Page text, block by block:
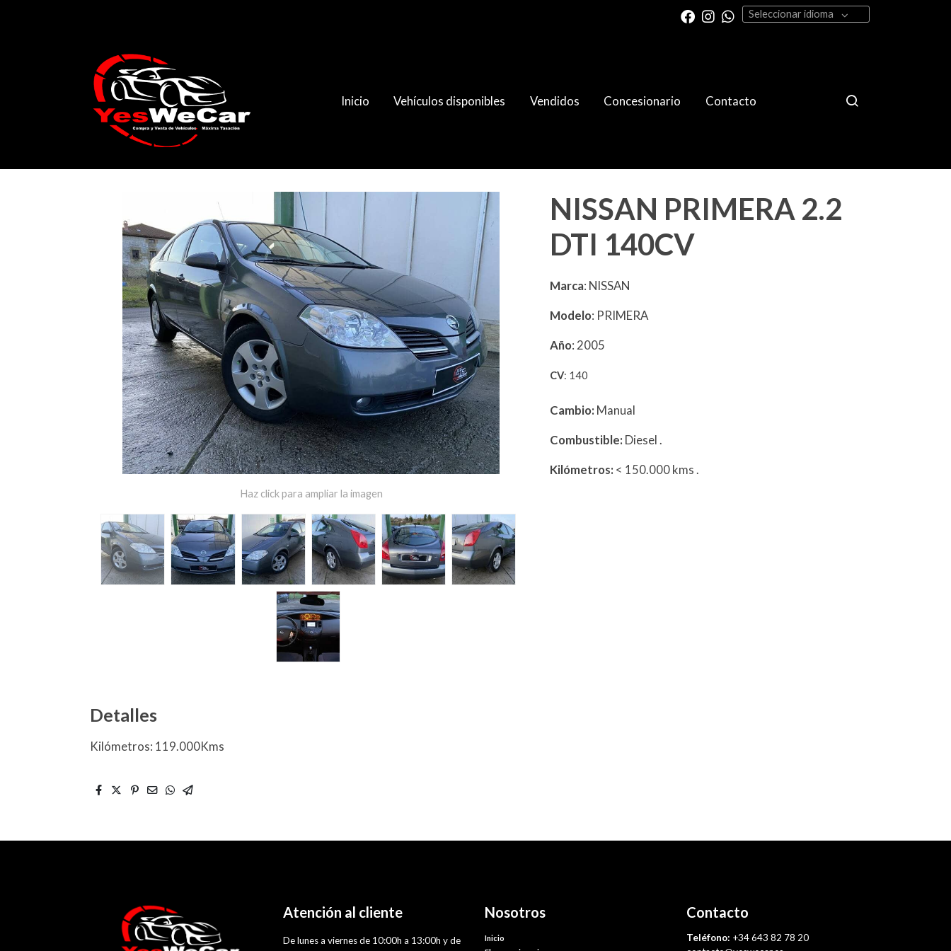
Seleccionar idioma
Inicio Vehículos disponibles Vendidos Concesionario Contacto
Catálogo NISSAN PRIMERA 2.2 DTI 140CV
Haz click para ampliar la imagen
Detalles
Kilómetros: 119.000Kms
NISSAN PRIMERA 2.2
DTI 140CV
Marca: NISSAN
Modelo: PRIMERA
Año: 2005
CV: 140
Cambio: Manual
Combustible: Diesel.
Kilómetros: < 150.000 kms.
Atención al cliente
De lunes a viernes de 10:00h a 13:00h y de
Nosotros
Inicio
Contacto
Teléfono: +34 643 82 78 20